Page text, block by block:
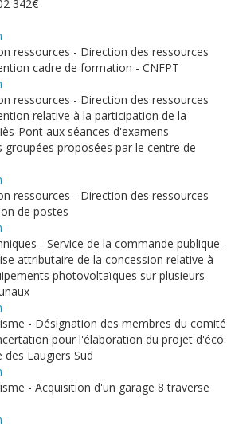
342€
ressources - Direction des ressources
cadre de formation - CNFPT
ressources - Direction des ressources
relative à la participation de la
Pont aux séances d'examens
groupées proposées par le centre de
ressources - Direction des ressources
de postes
- Service de la commande publique -
attributaire de la concession relative à
photovoltaïques sur plusieurs
- Désignation des membres du comité
pour l'élaboration du projet d'éco
Laugiers Sud
- Acquisition d'un garage 8 traverse